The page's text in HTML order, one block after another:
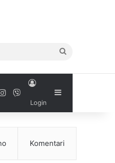
Instagram
Viber
Login
Sidebar
Komentari